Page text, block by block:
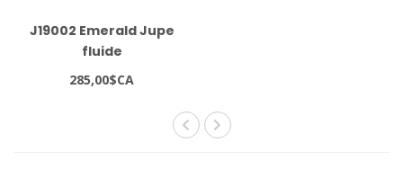
J19002 Emerald Jupe
fluide
285,00$CA